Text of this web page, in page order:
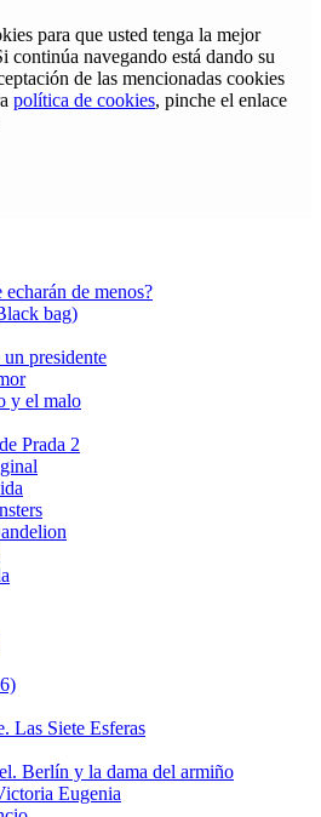
para que usted tenga la mejor
continúa navegando está dando su
de las mencionadas cookies
política de cookies, pinche el enlace
de menos?
bag)
presidente
y el malo
Prada 2
Las Siete Esferas
Berlín y la dama del armiño
Eugenia